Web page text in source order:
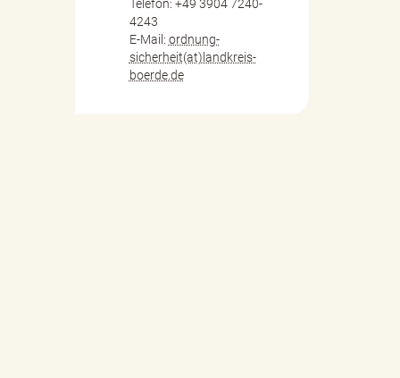
Telefon: +49 3904 7240-
4243
E-Mail: ordnung-
sicherheit(at)landkreis-
boerde.de